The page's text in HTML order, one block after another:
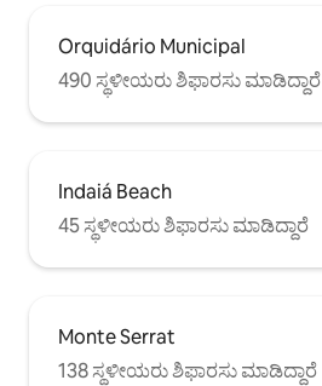
Orquidário Municipal
490 ಸ್ಥಳೀಯರು ಶಿಫಾರಸು ಮಾಡಿದ್ದಾರೆ
Indaiá Beach
45 ಸ್ಥಳೀಯರು ಶಿಫಾರಸು ಮಾಡಿದ್ದಾರೆ
Monte Serrat
138 ಸ್ಥಳೀಯರು ಶಿಫಾರಸು ಮಾಡಿದ್ದಾರೆ